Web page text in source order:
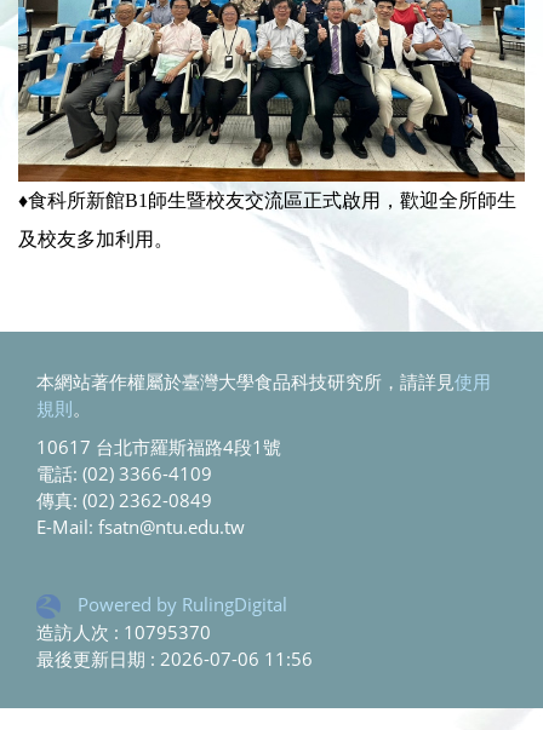
♦食科所新館B1師生暨校友交流區正式啟用，歡迎全所師生
及校友多加利用。
本網站著作權屬於臺灣大學食品科技研究所，請詳見使用
規則。
10617 台北市羅斯福路4段1號
電話: (02) 3366-4109
傳真: (02) 2362-0849
E-Mail: fsatn@ntu.edu.tw
Powered by RulingDigital
造訪人次 : 10795370
最後更新日期 : 2026-07-06 11:56